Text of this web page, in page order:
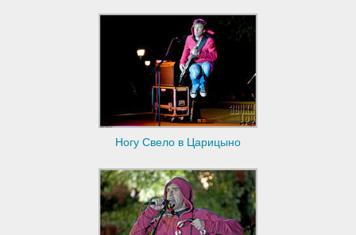
Ногу Свело в Царицыно